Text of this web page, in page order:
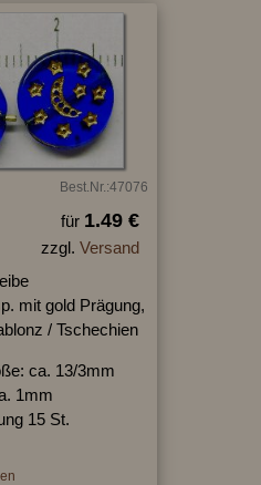
Best.Nr.:47076
für 1.49 €
zzgl. Versand
mit gold Prägung,
/ Tschechien
ca. 13/3mm
1mm
15 St.